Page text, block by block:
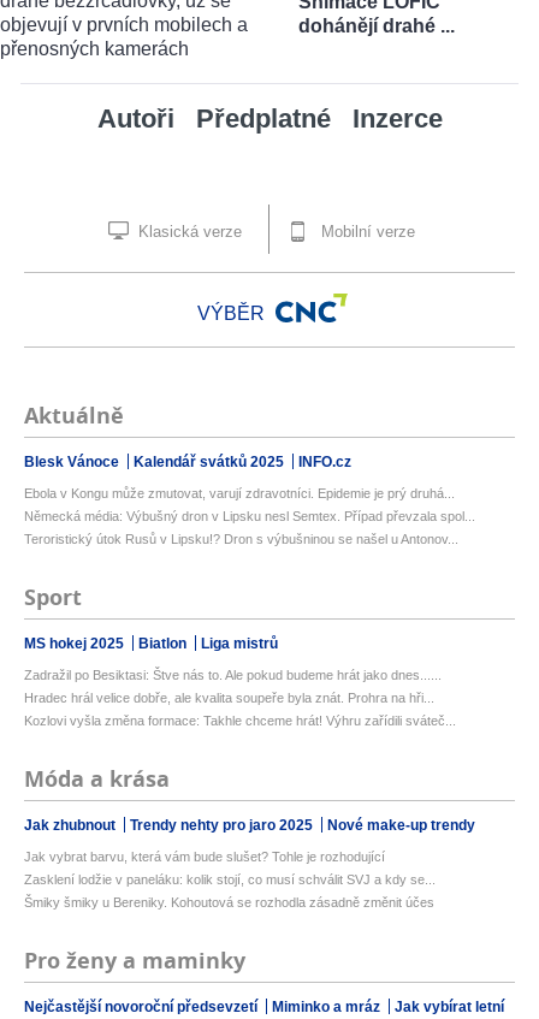
dohánějí drahé ...
Autoři Předplatné Inzerce
Klasická verze Mobilní verze
VÝBĚR
Aktuálně
Blesk Vánoce Kalendář svátků 2025 INFO.cz
Ebola v Kongu může zmutovat, varují zdravotníci. Epidemie je prý druhá...
Německá média: Výbušný dron v Lipsku nesl Semtex. Případ převzala spol...
Teroristický útok Rusů v Lipsku!? Dron s výbušninou se našel u Antonov...
Sport
MS hokej 2025 Biatlon Liga mistrů
Zadražil po Besiktasi: Štve nás to. Ale pokud budeme hrát jako dnes......
Hradec hrál velice dobře, ale kvalita soupeře byla znát. Prohra na hři...
Kozlovi vyšla změna formace: Takhle chceme hrát! Výhru zařídili sváteč...
Móda a krása
Jak zhubnout Trendy nehty pro jaro 2025 Nové make-up trendy
Jak vybrat barvu, která vám bude slušet? Tohle je rozhodující
Zasklení lodžie v paneláku: kolik stojí, co musí schválit SVJ a kdy se...
Šmiky šmiky u Bereniky. Kohoutová se rozhodla zásadně změnit účes
Pro ženy a maminky
Nejčastější novoroční předsevzetí Miminko a mráz
Jak vybírat letní